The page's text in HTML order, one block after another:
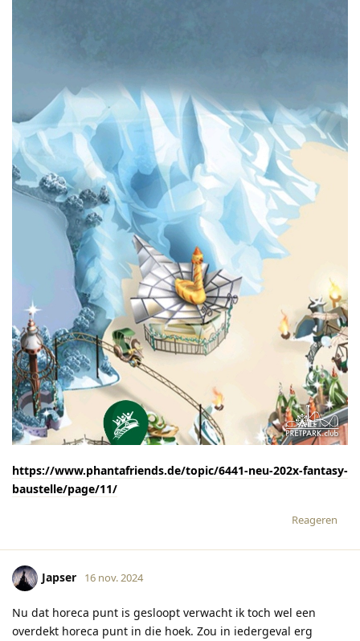
https://www.phantafriends.de/topic/6441-neu-202x-fantasy-
baustelle/page/11/
Reageren
Japser 16 nov. 2024
Nu dat horeca punt is gesloopt verwacht ik toch wel een
overdekt horeca punt in die hoek. Zou in iedergeval erg